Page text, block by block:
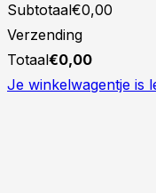
Subtotaal€0,00
Verzending
Totaal€0,00
Je winkelwagentje is